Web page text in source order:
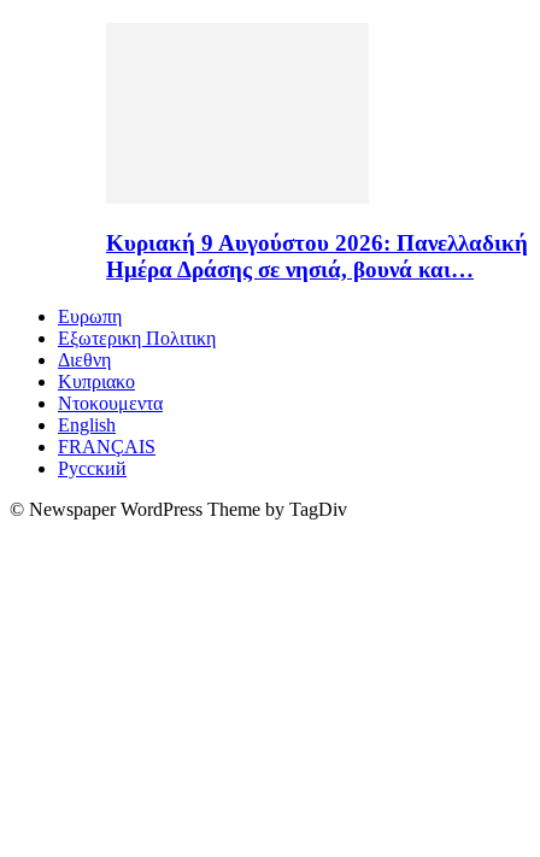
Κυριακή 9 Αυγούστου 2026: Πανελλαδική
Ημέρα Δράσης σε νησιά, βουνά και…
Ευρωπη
Εξωτερικη Πολιτικη
Διεθνη
Κυπριακο
Ντοκουμεντα
English
FRANÇAIS
Русский
© Newspaper WordPress Theme by TagDiv